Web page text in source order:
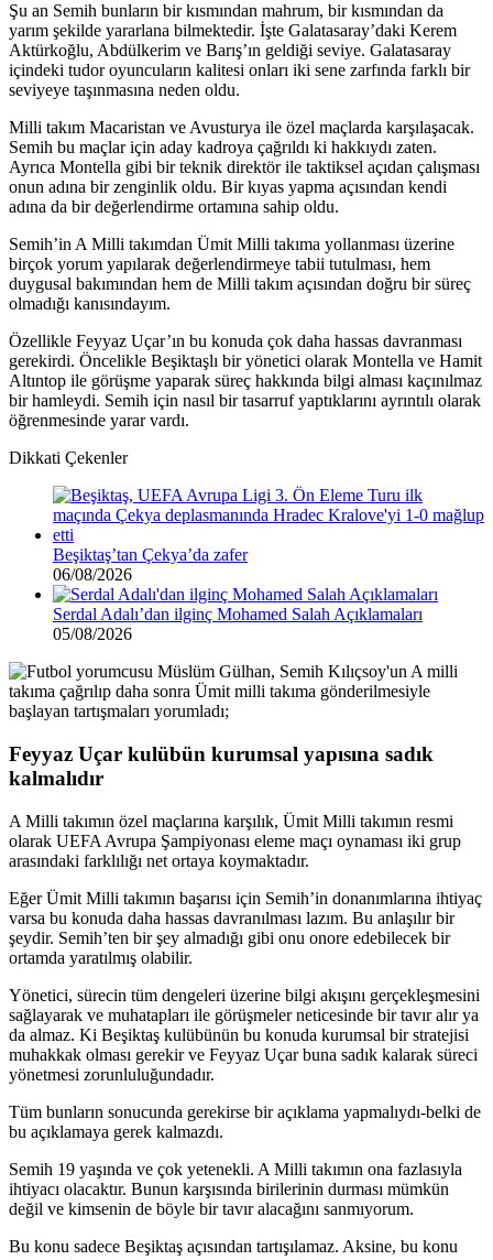
Şu an Semih bunların bir kısmından mahrum, bir kısmından da
yarım şekilde yararlana bilmektedir. İşte Galatasaray’daki Kerem
Aktürkoğlu, Abdülkerim ve Barış’ın geldiği seviye. Galatasaray
içindeki tudor oyuncuların kalitesi onları iki sene zarfında farklı bir
seviyeye taşınmasına neden oldu.
Milli takım Macaristan ve Avusturya ile özel maçlarda karşılaşacak.
Semih bu maçlar için aday kadroya çağrıldı ki hakkıydı zaten.
Ayrıca Montella gibi bir teknik direktör ile taktiksel açıdan çalışması
onun adına bir zenginlik oldu. Bir kıyas yapma açısından kendi
adına da bir değerlendirme ortamına sahip oldu.
Semih’in A Milli takımdan Ümit Milli takıma yollanması üzerine
birçok yorum yapılarak değerlendirmeye tabii tutulması, hem
duygusal bakımından hem de Milli takım açısından doğru bir süreç
olmadığı kanısındayım.
Özellikle Feyyaz Uçar’ın bu konuda çok daha hassas davranması
gerekirdi. Öncelikle Beşiktaşlı bir yönetici olarak Montella ve Hamit
Altıntop ile görüşme yaparak süreç hakkında bilgi alması kaçınılmaz
bir hamleydi. Semih için nasıl bir tasarruf yaptıklarını ayrıntılı olarak
öğrenmesinde yarar vardı.
Dikkati Çekenler
Beşiktaş’tan Çekya’da zafer
06/08/2026
Serdal Adalı’dan ilginç Mohamed Salah Açıklamaları
05/08/2026
Feyyaz Uçar kulübün kurumsal yapısına sadık
kalmalıdır
A Milli takımın özel maçlarına karşılık, Ümit Milli takımın resmi
olarak UEFA Avrupa Şampiyonası eleme maçı oynaması iki grup
arasındaki farklılığı net ortaya koymaktadır.
Eğer Ümit Milli takımın başarısı için Semih’in donanımlarına ihtiyaç
varsa bu konuda daha hassas davranılması lazım. Bu anlaşılır bir
şeydir. Semih’ten bir şey almadığı gibi onu onore edebilecek bir
ortamda yaratılmış olabilir.
Yönetici, sürecin tüm dengeleri üzerine bilgi akışını gerçekleşmesini
sağlayarak ve muhatapları ile görüşmeler neticesinde bir tavır alır ya
da almaz. Ki Beşiktaş kulübünün bu konuda kurumsal bir stratejisi
muhakkak olması gerekir ve Feyyaz Uçar buna sadık kalarak süreci
yönetmesi zorunluluğundadır.
Tüm bunların sonucunda gerekirse bir açıklama yapmalıydı-belki de
bu açıklamaya gerek kalmazdı.
Semih 19 yaşında ve çok yetenekli. A Milli takımın ona fazlasıyla
ihtiyacı olacaktır. Bunun karşısında birilerinin durması mümkün
değil ve kimsenin de böyle bir tavır alacağını sanmıyorum.
Bu konu sadece Beşiktaş açısından tartışılamaz. Aksine, bu konu